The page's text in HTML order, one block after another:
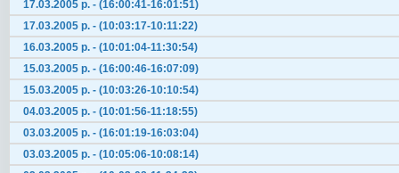
17.03.2005 р. - (16:00:41-16:01:51)
17.03.2005 р. - (10:03:17-10:11:22)
16.03.2005 р. - (10:01:04-11:30:54)
15.03.2005 р. - (16:00:46-16:07:09)
15.03.2005 р. - (10:03:26-10:10:54)
04.03.2005 р. - (10:01:56-11:18:55)
03.03.2005 р. - (16:01:19-16:03:04)
03.03.2005 р. - (10:05:06-10:08:14)